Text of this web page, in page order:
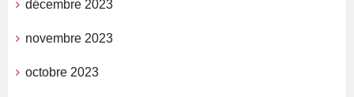
décembre 2023
novembre 2023
octobre 2023